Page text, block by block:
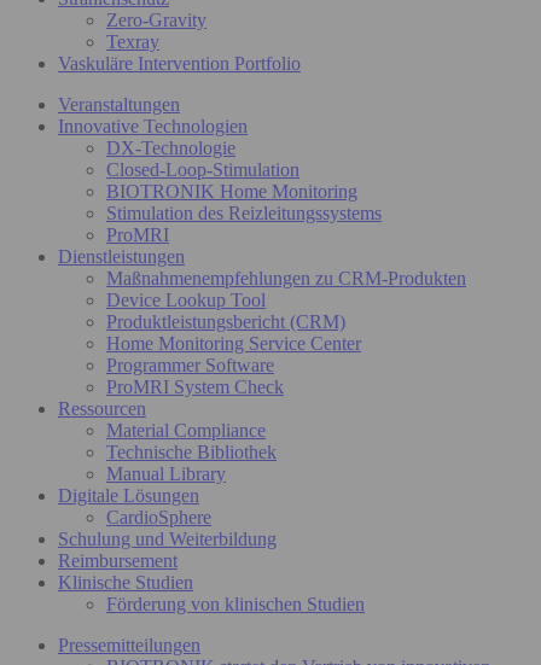
Zero-Gravity
Texray
Vaskuläre Intervention Portfolio
Veranstaltungen
Innovative Technologien
DX-Technologie
Closed-Loop-Stimulation
BIOTRONIK Home Monitoring
Stimulation des Reizleitungssystems
ProMRI
Dienstleistungen
Maßnahmenempfehlungen zu CRM-Produkten
Device Lookup Tool
Produktleistungsbericht (CRM)
Home Monitoring Service Center
Programmer Software
ProMRI System Check
Ressourcen
Material Compliance
Technische Bibliothek
Manual Library
Digitale Lösungen
CardioSphere
Schulung und Weiterbildung
Reimbursement
Klinische Studien
Förderung von klinischen Studien
Pressemitteilungen